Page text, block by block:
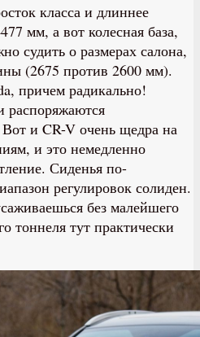
класса и длиннее
мм, а вот колесная база,
судить о размерах салона,
(2675 против 2600 мм).
причем радикально!
распоряжаются
и CR-V очень щедра на
и это немедленно
Сиденья по-
регулировок солиден.
без малейшего
тоннеля тут практически